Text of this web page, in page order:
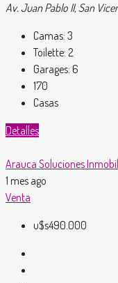
Av. Juan Pablo II, San
Camas: 3
Toilette: 2
Garages: 6
170
Casas
Detalles
Arauca Soluciones
1 mes ago
Venta
u$s490.000